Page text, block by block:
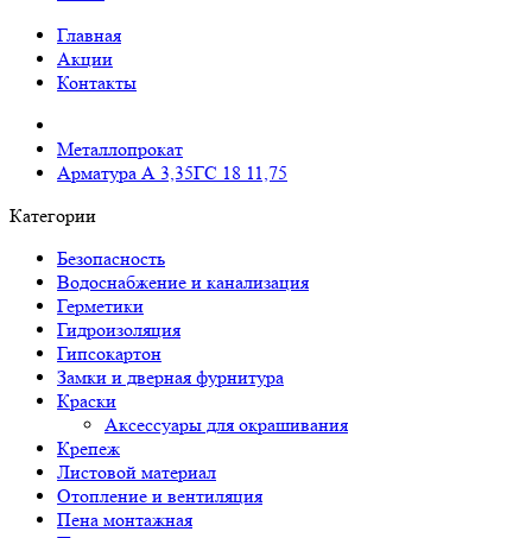
Главная
Акции
Контакты
Металлопрокат
Арматура А 3,35ГС 18 11,75
Категории
Безопасность
Водоснабжение и канализация
Герметики
Гидроизоляция
Гипсокартон
Замки и дверная фурнитура
Краски
Аксессуары для окрашивания
Крепеж
Листовой материал
Отопление и вентиляция
Пена монтажная